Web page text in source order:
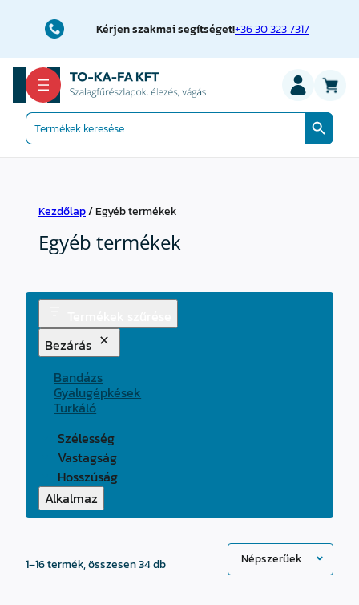
Kérjen szakmai segítséget!+36 30 323 7317
Search
for:
Search Button
Kezdőlap/ Egyéb termékek
Egyéb termékek
Bezárás
Bandázs
Gyalugépkések
Turkáló
Szélesség
Vastagság
Hosszúság
Alkalmaz
1–16 termék, összesen 34 dbSorted